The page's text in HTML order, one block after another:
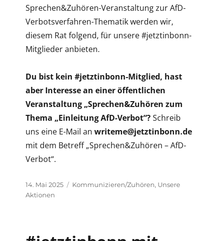
Sprechen&Zuhören-Veranstaltung zur AfD-
Verbotsverfahren-Thematik werden wir,
diesem Rat folgend, für unsere #jetztinbonn-
Mitglieder anbieten.
Du bist kein #jetztinbonn-Mitglied, hast
aber Interesse an einer öffentlichen
Veranstaltung „Sprechen&Zuhören zum
Thema „Einleitung AfD-Verbot“?Schreib
uns eine E-Mail an writeme@jetztinbonn.de
mit dem Betreff „Sprechen&Zuhören – AfD-
Verbot“.
Veröffentlicht
am
14. Mai 2025 Kategorien
Kommunizieren/Zuhören, Unsere
Aktionen